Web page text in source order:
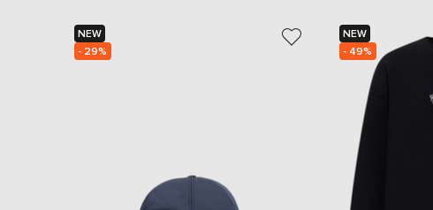
NEW
- 29%
NEW
- 49%